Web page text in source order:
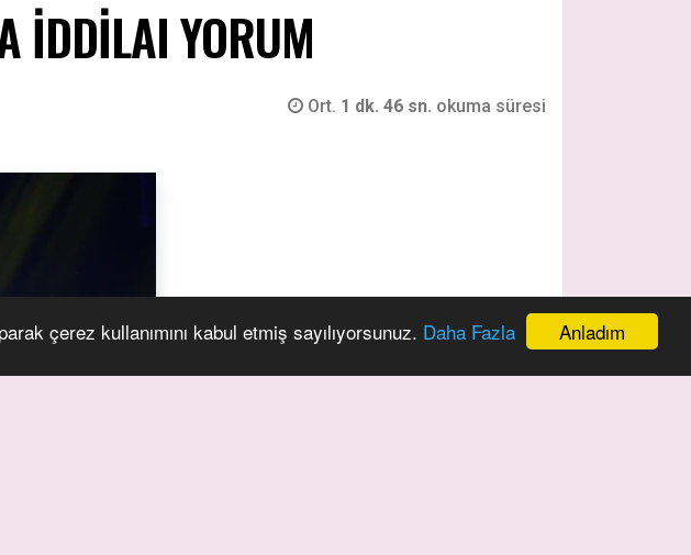
Anladım
çerez kullanımını kabul etmiş sayılıyorsunuz. Daha Fazla
İDDİLAI YORUM
Ort. 1 dk. 46 sn. okuma süresi